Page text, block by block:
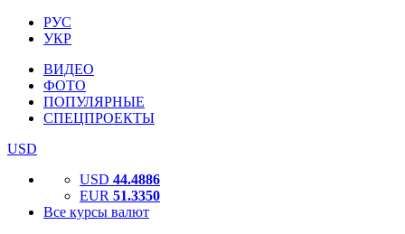
РУС
УКР
ВИДЕО
ФОТО
ПОПУЛЯРНЫЕ
СПЕЦПРОЕКТЫ
USD
USD 44.4886
EUR 51.3350
Все курсы валют